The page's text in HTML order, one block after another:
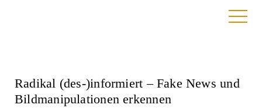
Radikal (des-)informiert – Fake News und
Bildmanipulationen erkennen